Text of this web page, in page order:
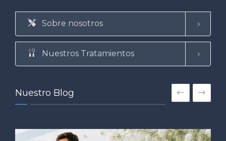
Sobre nosotros
Nuestros Tratamientos
Nuestro Blog